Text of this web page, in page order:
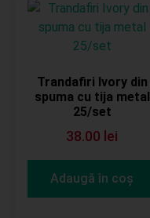
Trandafiri Ivory din
spuma cu tija metal
25/set
38.00 lei
Adaugă în coș